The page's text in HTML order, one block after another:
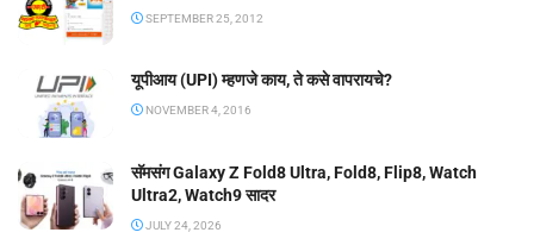
SEPTEMBER 25, 2012
यूपीआय (UPI) म्हणजे काय, ते कसे वापरायचे?
NOVEMBER 4, 2016
सॅमसंग Galaxy Z Fold8 Ultra, Fold8, Flip8, Watch
Ultra2, Watch9 सादर
JULY 24, 2026